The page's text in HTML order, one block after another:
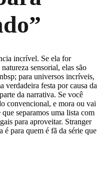
incrível. Se ela for
sensorial, elas são
para universos incríveis,
verdadeira festa por causa da
da narrativa. Se você
convencional, e mora ou vai
separamos uma lista com
para aproveitar. Stranger
para quem é fã da série que